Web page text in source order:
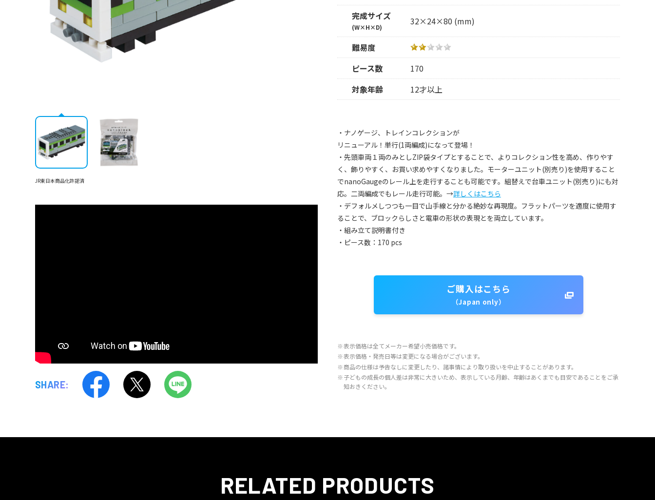
JR東日本商品化許諾済
SHARE:
完成サイズ
(W×H×D)
32×24×80 (mm)
難易度
ピース数
170
対象年齢
12才以上
・ナノゲージ、トレインコレクションが
リニューアル！単行(1両編成)になって登場！
・先頭車両１両のみとしZIP袋タイプとすることで、よりコレクション性を高め、作りやす
く、飾りやすく、お買い求めやすくなりました。モーターユニット(別売り)を使用すること
でnanoGaugeのレール上を走行することも可能です。組替えで台車ユニット(別売り)にも対
応。二両編成でもレール走行可能。→詳しくはこちら
・デフォルメしつつも一目で山手線と分かる絶妙な再現度。フラットパーツを適度に使用す
ることで、ブロックらしさと電車の形状の表現とを両立しています。
・組み立て説明書付き
・ピース数：170 pcs
ご購入はこちら
（Japan only）
※表示価格は全てメーカー希望小売価格です。
※表示価格・発売日等は変更になる場合がございます。
※商品の仕様は予告なしに変更したり、諸事情により取り扱いを中止することがあります。
※子どもの成長の個人差は非常に大きいため、表示している月齢、年齢はあくまでも目安であることをご承
知おきください。
RELATED PRODUCTS